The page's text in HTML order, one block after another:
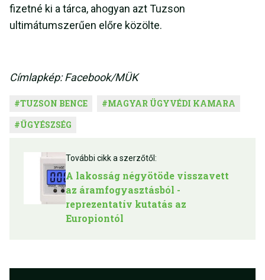
fizetné ki a tárca, ahogyan azt Tuzson
ultimátumszerűen előre közölte.
Címlapkép: Facebook/MÜK
#TUZSON BENCE #MAGYAR ÜGYVÉDI KAMARA
#ÜGYÉSZSÉG
További cikk a szerzőtől:
A lakosság négyötöde visszavett
az áramfogyasztásból -
reprezentatív kutatás az
Europiontól